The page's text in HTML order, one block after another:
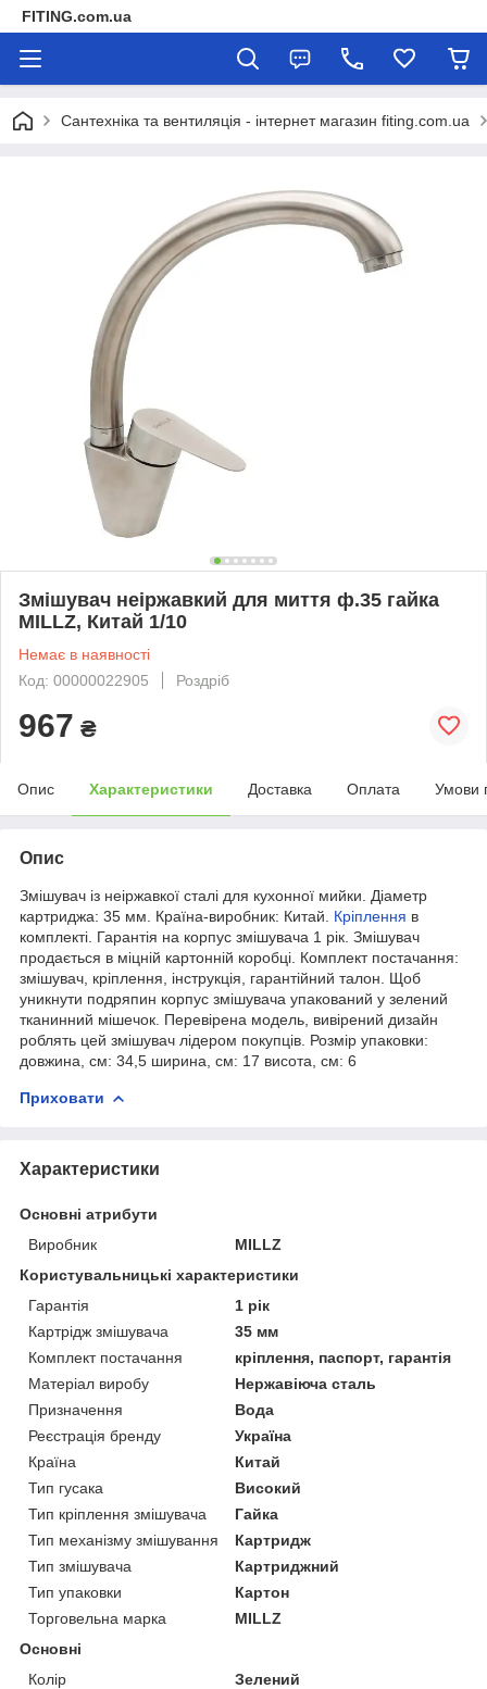
FITING.com.ua
Сантехніка та вентиляція - інтернет магазин fiting.com.ua
Змішувач неіржавкий для миття ф.35 гайка
MILLZ, Китай 1/10
Немає в наявності
Код: 00000022905
Роздріб
967 ₴
Опис Характеристики Доставка Оплата Умови
Опис
Змішувач із неіржавкої сталі для кухонної мийки. Діаметр
картриджа: 35 мм. Країна-виробник: Китай. Кріплення в
комплекті. Гарантія на корпус змішувача 1 рік. Змішувач
продається в міцній картонній коробці. Комплект постачання:
змішувач, кріплення, інструкція, гарантійний талон. Щоб
уникнути подряпин корпус змішувача упакований у зелений
тканинний мішечок. Перевірена модель, вивірений дизайн
роблять цей змішувач лідером покупців. Розмір упаковки:
довжина, см: 34,5 ширина, см: 17 висота, см: 6
Приховати
Характеристики
Основні атрибути
Виробник
MILLZ
Користувальницькі характеристики
Гарантія
1 рік
Картрідж змішувача
35 мм
Комплект постачання
кріплення, паспорт, гарантія
Матеріал виробу
Нержавіюча сталь
Призначення
Вода
Реєстрація бренду
Україна
Країна
Китай
Тип гусака
Високий
Тип кріплення змішувача
Гайка
Тип механізму змішування
Картридж
Тип змішувача
Картриджний
Тип упаковки
Картон
Торговельна марка
MILLZ
Основні
Колір
Зелений